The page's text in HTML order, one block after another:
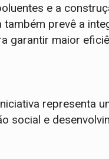
e a
prevê a
garantir maior
representa
social e